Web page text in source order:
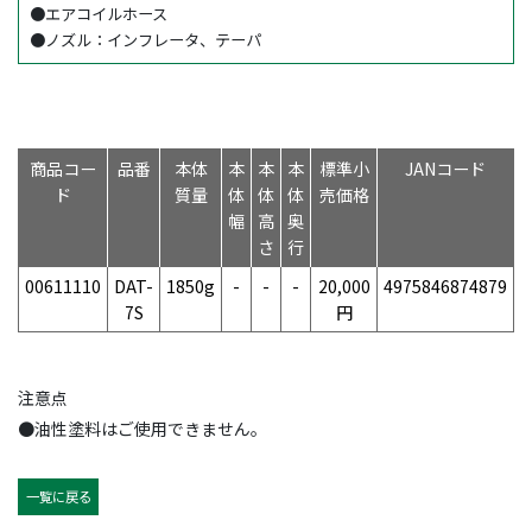
●エアコイルホース
●ノズル：インフレータ、テーパ
商品コー
ド
品番
本体
質量
本
体
幅
本
体
高
さ
本
体
奥
行
標準小
売価格
JANコード
00611110
DAT-
7S
1850g - - -
20,000
円
4975846874879
注意点
●油性塗料はご使用できません。
一覧に戻る